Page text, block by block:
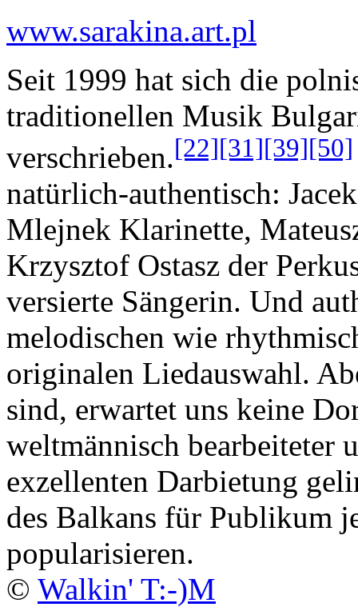
www.sarakina.art.pl
Seit 1999 hat sich die
traditionellen Musik
verschrieben.[22][31][39][50]
natürlich-authentisch:
Mlejnek Klarinette,
Krzysztof Ostasz der
versierte Sängerin. Und
melodischen wie
originalen Liedauswahl.
sind, erwartet uns keine
weltmännisch bearbeiteter
exzellenten Darbietung
des Balkans für Publikum
popularisieren.
© Walkin' T:-)M